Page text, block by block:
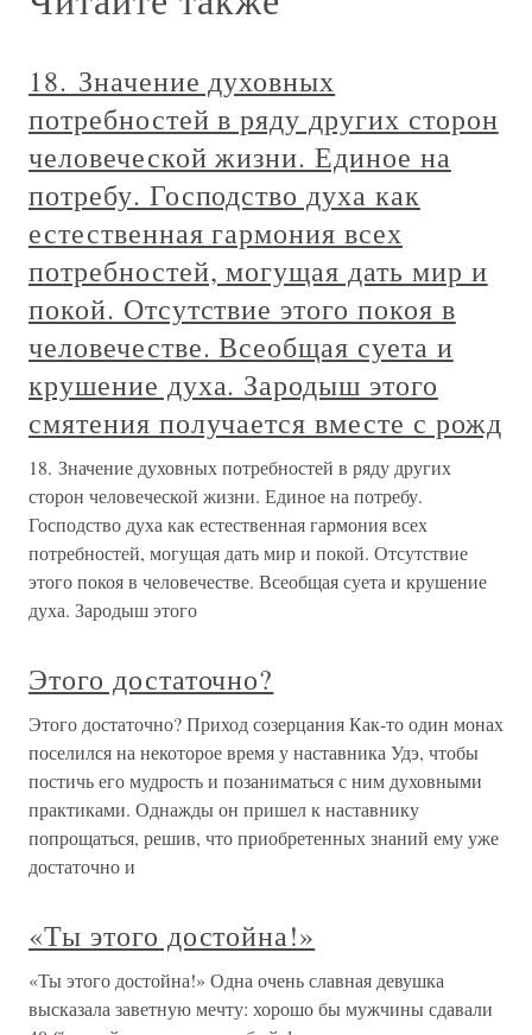
18. Значение духовных
потребностей в ряду других сторон
человеческой жизни. Единое на
потребу. Господство духа как
естественная гармония всех
потребностей, могущая дать мир и
покой. Отсутствие этого покоя в
человечестве. Всеобщая суета и
крушение духа. Зародыш этого
смятения получается вместе с рожд
18. Значение духовных потребностей в ряду других
сторон человеческой жизни. Единое на потребу.
Господство духа как естественная гармония всех
потребностей, могущая дать мир и покой. Отсутствие
этого покоя в человечестве. Всеобщая суета и крушение
духа. Зародыш этого
Этого достаточно?
Этого достаточно? Приход созерцания Как-то один монах
поселился на некоторое время у наставника Удэ, чтобы
постичь его мудрость и позаниматься с ним духовными
практиками. Однажды он пришел к наставнику
попрощаться, решив, что приобретенных знаний ему уже
достаточно и
«Ты этого достойна!»
«Ты этого достойна!» Одна очень славная девушка
высказала заветную мечту: хорошо бы мужчины сдавали